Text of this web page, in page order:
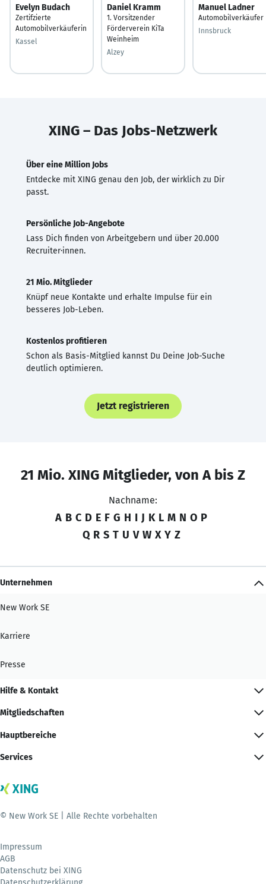
Evelyn Budach
Zertifzierte
Automobilverkäuferin
Kassel
Daniel Kramm
1. Vorsitzender
Förderverein KiTa
Weinheim
Alzey
Manuel Ladner
Automobilverkäufer
Innsbruck
XING – Das Jobs-Netzwerk
Über eine Million Jobs
Entdecke mit XING genau den Job, der wirklich zu Dir
passt.
Persönliche Job-Angebote
Lass Dich finden von Arbeitgebern und über 20.000
Recruiter·innen.
21 Mio. Mitglieder
Knüpf neue Kontakte und erhalte Impulse für ein
besseres Job-Leben.
Kostenlos profitieren
Schon als Basis-Mitglied kannst Du Deine Job-Suche
deutlich optimieren.
Jetzt registrieren
21 Mio. XING Mitglieder, von A bis Z
Nachname:
A B C D E F G H I J K L M N O P
Q R S T U V W X Y Z
Unternehmen
New Work SE
Karriere
Presse
Hilfe & Kontakt
Mitgliedschaften
Hauptbereiche
Services
© New Work SE | Alle Rechte vorbehalten
Impressum
AGB
Datenschutz bei XING